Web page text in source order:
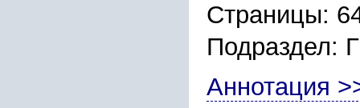
Страницы:
Аннотация